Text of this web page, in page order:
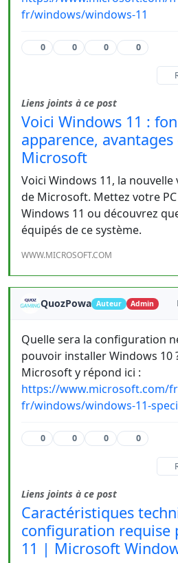
fr/windows/windows-11
0 0 0 0
Liens joints à ce post
Voici Windows 11 :
apparence,
Microsoft
Voici Windows 11, la
de Microsoft. Mettez votre
Windows 11 ou découvrez
équipés de ce système.
WWW.MICROSOFT.COM
QuozPowa Auteur Admin
Quelle sera la configuration
pouvoir installer Windows 10
Microsoft y répond ici :
https://www.microsoft.com/
fr/windows/windows-11-
0 0 0 0
Liens joints à ce post
Caractéristiques
configuration requise
11 | Microsoft